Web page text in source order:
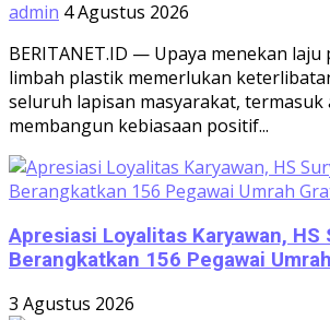
admin 4 Agustus 2026
BERITANET.ID — Upaya menekan
limbah plastik memerlukan
seluruh lapisan masyarakat, termasuk
membangun kebiasaan positif...
Apresiasi Loyalitas Karyawan, HS
Berangkatkan 156 Pegawai
3 Agustus 2026